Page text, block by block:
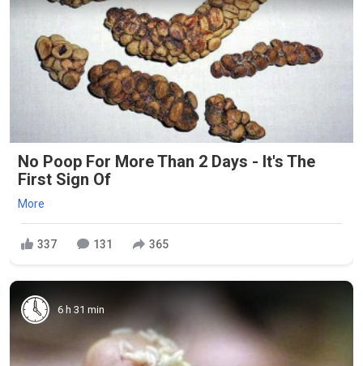
No Poop For More Than 2 Days - It's The
First Sign Of
More
337 131 365
6 h 31 min